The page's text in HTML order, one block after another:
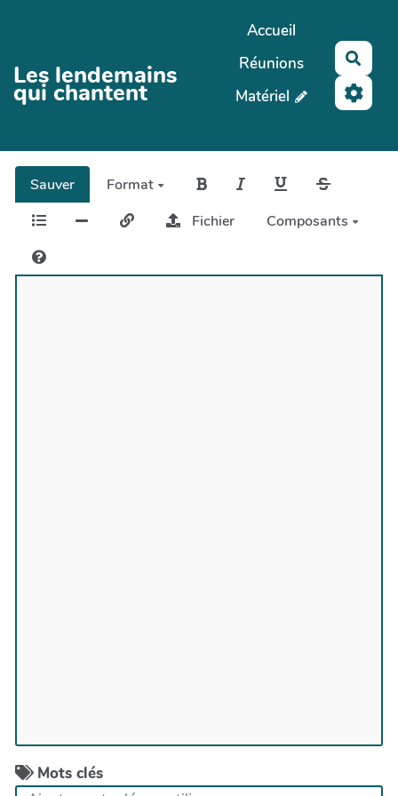
Les lendemains
qui chantent
Accueil
Réunions
Matériel
Sauver
Format
Fichier
Composants
Mots clés